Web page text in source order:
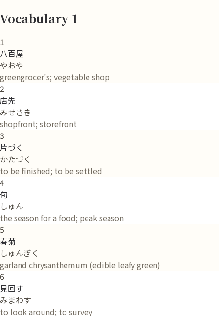
Vocabulary 1
1
八百屋
やおや
greengrocer's; vegetable shop
2
店先
みせさき
shopfront; storefront
3
片づく
かたづく
to be finished; to be settled
4
旬
しゅん
the season for a food; peak season
5
春菊
しゅんぎく
garland chrysanthemum (edible leafy green)
6
見回す
みまわす
to look around; to survey